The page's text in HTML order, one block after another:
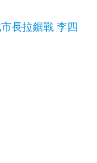
長拉鋸戰 李四